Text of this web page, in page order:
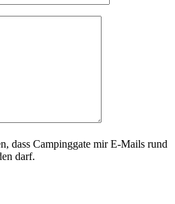
dass Campinggate mir E-Mails rund
darf.